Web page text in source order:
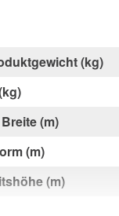
(kg)
(m)
(m)
(m)